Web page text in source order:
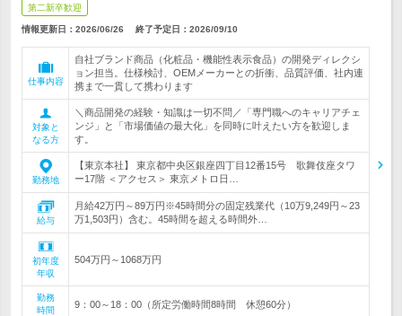
第二新卒歓迎
情報更新日：2026/06/26 終了予定日： 2026/09/10
仕事内容
自社ブランド商品（化粧品・機能性表示食品）の開発ディレクシ
ョン担当。仕様検討、OEMメーカーとの折衝、品質評価、社内連
携まで一貫して携わります
対象と
なる方
＼商品開発の経験・知識は一切不問／「専門職へのキャリアチェ
ンジ」と「市場価値の最大化」を同時に叶えたい方を歓迎しま
す。
勤務地
【東京本社】 東京都中央区銀座四丁目12番15号 歌舞伎座タワ
ー17階 ＜アクセス＞ 東京メトロ日…
給与
月給42万円～89万円※45時間分の固定残業代（10万9,249円～23
万1,503円）含む。45時間を超える時間外…
初年度
年収
504万円～1068万円
勤務
時間
9：00～18：00（所定労働時間8時間 休憩60分）